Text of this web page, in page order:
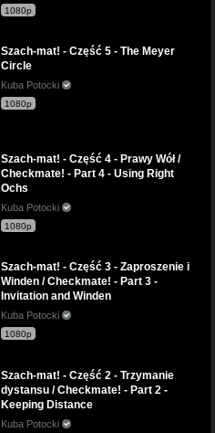
1080p
Szach-mat! - Część 5 - The Meyer
Circle
Kuba Potocki
1080p
Szach-mat! - Część 4 - Prawy Wół /
Checkmate! - Part 4 - Using Right
Ochs
Kuba Potocki
1080p
Szach-mat! - Część 3 - Zaproszenie i
Winden / Checkmate! - Part 3 -
Invitation and Winden
Kuba Potocki
1080p
Szach-mat! - Część 2 - Trzymanie
dystansu / Checkmate! - Part 2 -
Keeping Distance
Kuba Potocki